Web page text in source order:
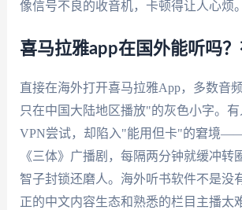
像信号不良的收音机，卡顿得让人心烦。
喜马拉雅app在国外能听吗
直接在海外打开喜马拉雅App，多数音
只在中国大陆地区播放"的灰色小字。
VPN尝试，却陷入"能用但卡"的窘境
《三体》广播剧，每隔两分钟就缓冲转
智子封锁还磨人。海外听书软件不是没
正的中文内容生态和熟悉的栏目主播太